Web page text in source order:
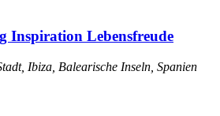
Inspiration Lebensfreude
Ibiza, Balearische Inseln, Spanien